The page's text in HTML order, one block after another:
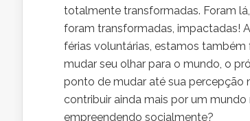
totalmente transformadas. Foram
foram transformadas, impactadas!
férias voluntárias, estamos
mudar seu olhar para o mundo, o
ponto de mudar até sua percepção
contribuir ainda mais por um
empreendendo socialmente?